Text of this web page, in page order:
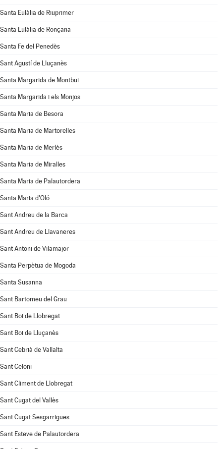
Santa Eulàlia de Riuprimer
Santa Eulàlia de Ronçana
Santa Fe del Penedès
Sant Agustí de Lluçanès
Santa Margarida de Montbui
Santa Margarida i els Monjos
Santa Maria de Besora
Santa Maria de Martorelles
Santa Maria de Merlès
Santa Maria de Miralles
Santa Maria de Palautordera
Santa Maria d'Oló
Sant Andreu de la Barca
Sant Andreu de Llavaneres
Sant Antoni de Vilamajor
Santa Perpètua de Mogoda
Santa Susanna
Sant Bartomeu del Grau
Sant Boi de Llobregat
Sant Boi de Lluçanès
Sant Cebrià de Vallalta
Sant Celoni
Sant Climent de Llobregat
Sant Cugat del Vallès
Sant Cugat Sesgarrigues
Sant Esteve de Palautordera